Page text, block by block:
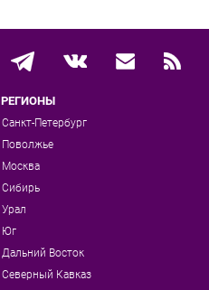
РЕГИОНЫ
Санкт-Петербург
Поволжье
Москва
Сибирь
Урал
Юг
Дальний Восток
Северный Кавказ